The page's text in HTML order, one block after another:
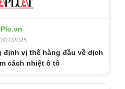
Plo.vn
07/2025
định vị thế hàng đầu về dịch
cách nhiệt ô tô